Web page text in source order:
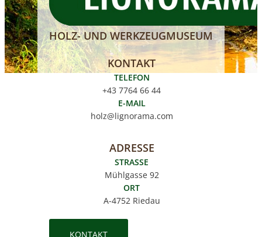
HOLZ- UND WERKZEUGMUSEUM
KONTAKT
TELEFON
+43 7764 66 44
E-MAIL
holz@lignorama.com
ADRESSE
STRASSE
Mühlgasse 92
ORT
A-4752 Riedau
KONTAKT